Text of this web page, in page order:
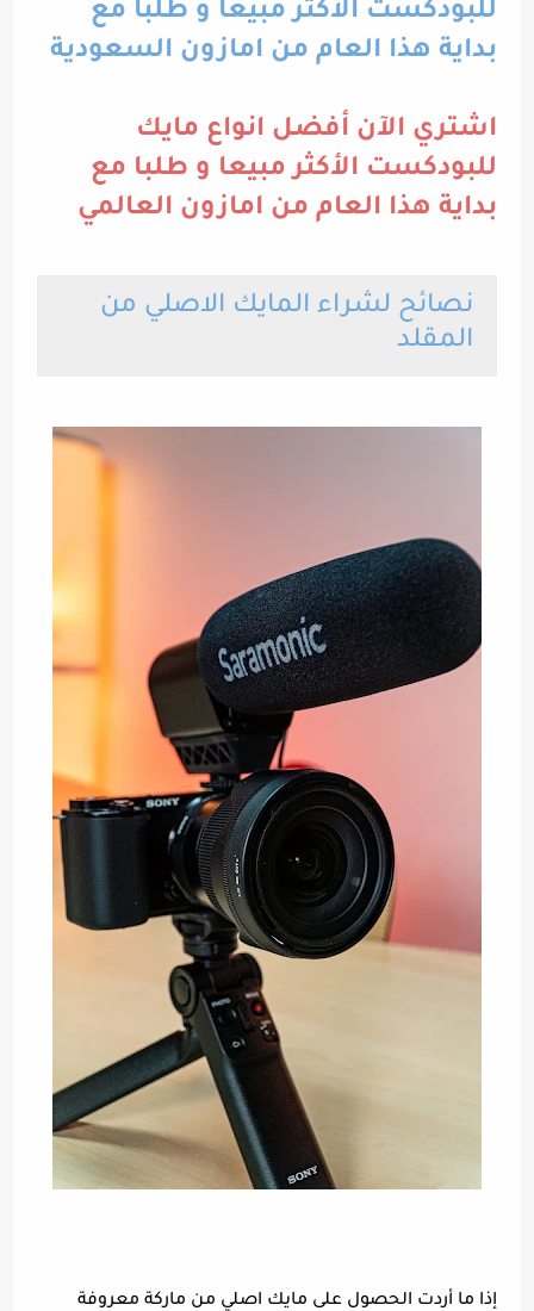
للبودكست الأكثر مبيعا و طلبا مع
بداية هذا العام من امازون السعودية
اشتري الآن أفضل انواع مايك
للبودكست الأكثر مبيعا و طلبا مع
بداية هذا العام من امازون العالمي
نصائح لشراء المايك الاصلي من
المقلد
إذا ما أردت الحصول على مايك اصلي من ماركة معروفة